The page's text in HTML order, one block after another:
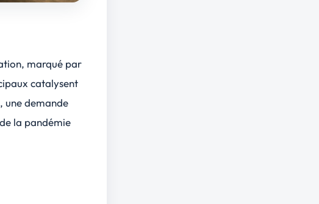
marqué par
catalysent
une demande
la pandémie